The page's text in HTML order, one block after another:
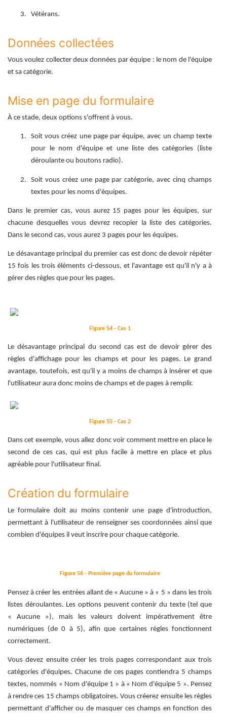
Vétérans.
Données collectées
Vous voulez collecter deux données par équipe : le nom de l'équipe
et sa catégorie.
Mise en page du formulaire
À ce stade, deux options s'offrent à vous.
Soit vous créez une page par équipe, avec un champ texte
pour le nom d'équipe et une liste des catégories (liste
déroulante ou boutons radio).
Soit vous créez une page par catégorie, avec cinq champs
textes pour les noms d'équipes.
Dans le premier cas, vous aurez 15 pages pour les équipes, sur
chacune desquelles vous devrez recopier la liste des catégories.
Dans le second cas, vous aurez 3 pages pour les équipes.
Le désavantage principal du premier cas est donc de devoir répéter
15 fois les trois éléments ci-dessous, et l'avantage est qu'il n'y a à
gérer des règles que pour les pages.
Figure 54 - Cas 1
Le désavantage principal du second cas est de devoir gérer des
règles d'affichage pour les champs et pour les pages. Le grand
avantage, toutefois, est qu'il y a moins de champs à insérer et que
l'utilisateur aura donc moins de champs et de pages à remplir.
Figure 55 - Cas 2
Dans cet exemple, vous allez donc voir comment mettre en place le
second de ces cas, qui est plus facile à mettre en place et plus
agréable pour l'utilisateur final.
Création du formulaire
Le formulaire doit au moins contenir une page d'introduction,
permettant à l'utilisateur de renseigner ses coordonnées ainsi que
combien d'équipes il veut inscrire pour chaque catégorie.
Figure 56 - Première page du formulaire
Pensez à créer les entrées allant de « Aucune » à « 5 » dans les trois
listes déroulantes. Les options peuvent contenir du texte (tel que
« Aucune »), mais les valeurs doivent impérativement être
numériques (de 0 à 5), afin que certaines règles fonctionnent
correctement.
Vous devez ensuite créer les trois pages correspondant aux trois
catégories d'équipes. Chacune de ces pages contiendra 5 champs
textes, nommés « Nom d'équipe 1 » à « Nom d'équipe 5 ». Pensez
à rendre ces 15 champs obligatoires. Vous créerez ensuite les règles
permettant d'afficher ou de masquer ces champs en fonction des